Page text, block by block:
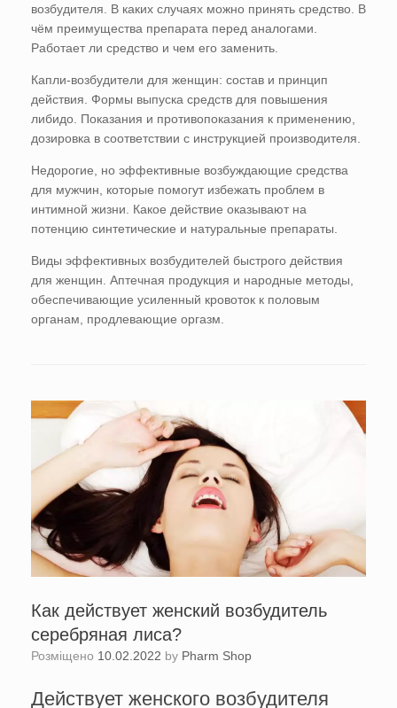
возбудителя. В каких случаях можно принять средство. В
чём преимущества препарата перед аналогами.
Работает ли средство и чем его заменить.
Капли-возбудители для женщин: состав и принцип
действия. Формы выпуска средств для повышения
либидо. Показания и противопоказания к применению,
дозировка в соответствии с инструкцией производителя.
Недорогие, но эффективные возбуждающие средства
для мужчин, которые помогут избежать проблем в
интимной жизни. Какое действие оказывают на
потенцию синтетические и натуральные препараты.
Виды эффективных возбудителей быстрого действия
для женщин. Аптечная продукция и народные методы,
обеспечивающие усиленный кровоток к половым
органам, продлевающие оргазм.
Как действует женский возбудитель
серебряная лиса?
Розміщено 10.02.2022 by Pharm Shop
Действует женского возбудителя